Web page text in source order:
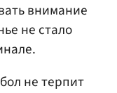
внимание
не стало
не терпит